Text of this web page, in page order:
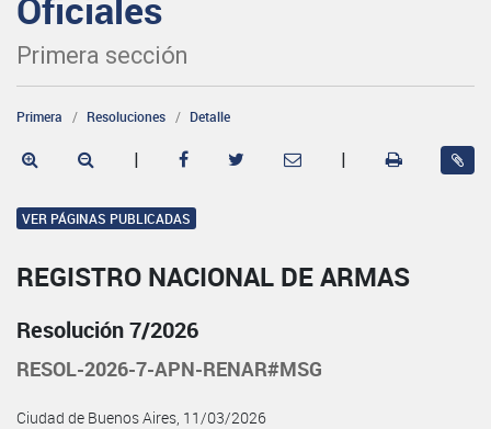
Primera sección
Primera Resoluciones Detalle
| |
VER PÁGINAS PUBLICADAS
REGISTRO NACIONAL DE ARMAS
Resolución 7/2026
RESOL-2026-7-APN-RENAR#MSG
Ciudad de Buenos Aires, 11/03/2026